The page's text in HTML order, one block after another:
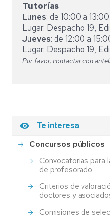
Tutorías
Lunes: de 10:00 a 13:00.
Lugar: Despacho 19,
Jueves: de 12:00 a
Lugar: Despacho 19,
Por favor, contactar con
Te interesa
Concursos públicos
Convocatorias para
de profesorado
Criterios de
doctores y
Comisiones de